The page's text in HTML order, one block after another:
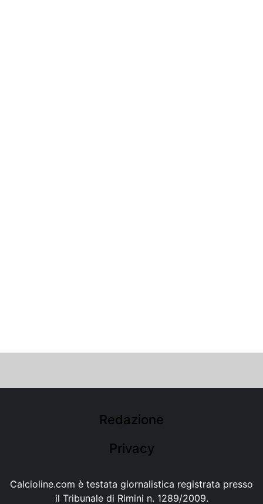
Redazione
Privacy
Calcioline.com è testata giornalistica registrata presso
il Tribunale di Rimini n. 1289/2009.